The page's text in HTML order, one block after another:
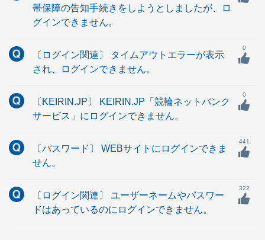
帯保障の告知手続きをしようとしましたが、ロ
グインできません。
〔ログイン関連〕 タイムアウトエラーが表示
され、ログインできません。
0
〔KEIRIN.JP〕 KEIRIN.JP「競輪ネットバンク
サービス」にログインできません。
0
〔パスワード〕 WEBサイトにログインできま
せん。
441
〔ログイン関連〕 ユーザーネームやパスワー
ドはあっているのにログインできません。
322